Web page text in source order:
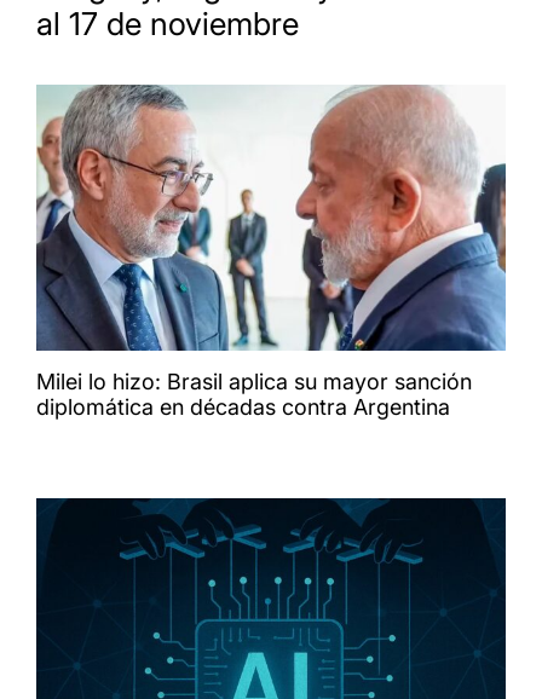
al 17 de noviembre
Milei lo hizo: Brasil aplica su mayor sanción
diplomática en décadas contra Argentina